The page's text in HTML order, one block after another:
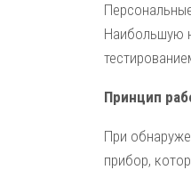
Наибольшую
Принцип
При
прибор,